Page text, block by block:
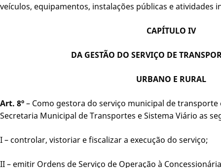
veículos, equipamentos, instalações públicas e atividades
CAPÍTULO IV
DA GESTÃO DO SERVIÇO DE
URBANO E RURAL
Art. 8º– Como gestora do serviço municipal de
Secretaria Municipal de Transportes e Sistema Viário as
I – controlar, vistoriar e fiscalizar a execução do serviço;
II – emitir Ordens de Serviço de Operação à